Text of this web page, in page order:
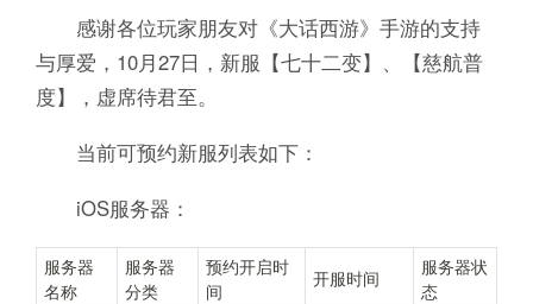
感谢各位玩家朋友对《大话西游》手游的支持
与厚爱，10月27日，新服【七十二变】、【慈航普
度】，虚席待君至。
当前可预约新服列表如下：
iOS服务器：
服务器
名称
服务器
分类
预约开启时
间
开服时间
服务器状
态